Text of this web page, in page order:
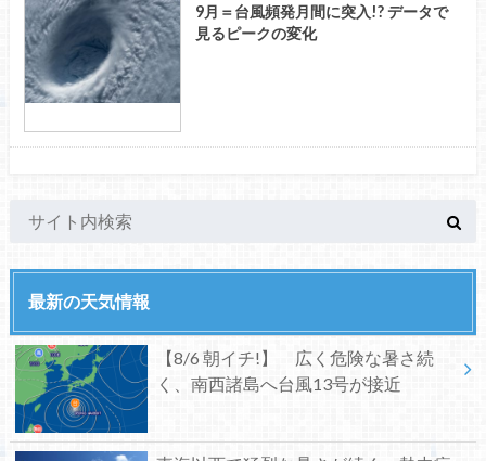
9月＝台風頻発月間に突入!? データで
見るピークの変化
最新の天気情報
【8/6 朝イチ!】 広く危険な暑さ続
く、南西諸島へ台風13号が接近